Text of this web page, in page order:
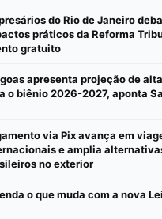
do Rio de Janeiro
práticos da Reforma
gratuito
apresenta projeção de alta
o biênio 2026-2027, aponta
via Pix avança em
e amplia
no exterior
o que muda com a nova